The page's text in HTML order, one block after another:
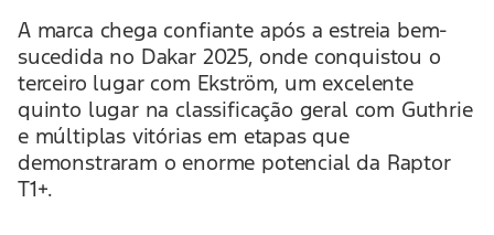
A marca chega confiante após a estreia bem-
sucedida no Dakar 2025, onde conquistou o
terceiro lugar com Ekström, um excelente
quinto lugar na classificação geral com Guthrie
e múltiplas vitórias em etapas que
demonstraram o enorme potencial da Raptor
T1+.